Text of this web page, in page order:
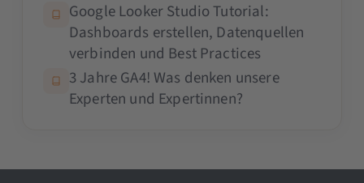
Google Looker Studio Tutorial:
Dashboards erstellen, Datenquellen
verbinden und Best Practices
3 Jahre GA4! Was denken unsere
Experten und Expertinnen?